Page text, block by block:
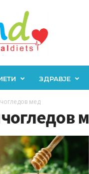
ЗДРАВЈЕ
мед